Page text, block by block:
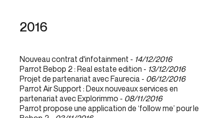
2016
Nouveau contrat d'infotainment - 14/12/2016
Parrot Bebop 2 : Real estate edition - 13/12/2016
Projet de partenariat avec Faurecia - 06/12/2016
Parrot Air Support : Deux nouveaux services en
partenariat avec Explorimmo - 08/11/2016
Parrot propose une application de ‘follow me’ pour le